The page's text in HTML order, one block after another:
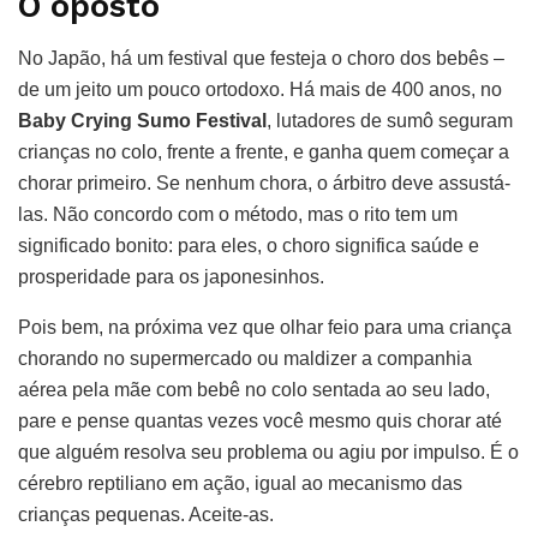
No Japão, há um festival que festeja o choro dos bebês –
de um jeito um pouco ortodoxo. Há mais de 400 anos, no
Baby Crying Sumo Festival , lutadores de sumô seguram
crianças no colo, frente a frente, e ganha quem começar a
chorar primeiro. Se nenhum chora, o árbitro deve assustá-
las. Não concordo com o método, mas o rito tem um
significado bonito: para eles, o choro significa saúde e
prosperidade para os japonesinhos.
Pois bem, na próxima vez que olhar feio para uma criança
chorando no supermercado ou maldizer a companhia
aérea pela mãe com bebê no colo sentada ao seu lado,
pare e pense quantas vezes você mesmo quis chorar até
que alguém resolva seu problema ou agiu por impulso. É o
cérebro reptiliano em ação, igual ao mecanismo das
crianças pequenas. Aceite-as.